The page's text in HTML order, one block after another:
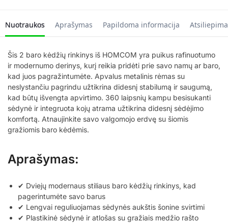
Nuotraukos Aprašymas Papildoma informacija
Šis 2 baro kėdžių rinkinys iš HOMCOM yra puikus rafinuotumo
ir modernumo derinys, kurį reikia pridėti prie savo namų ar baro,
kad juos pagražintumėte. Apvalus metalinis rėmas su
neslystančiu pagrindu užtikrina didesnį stabilumą ir saugumą,
kad būtų išvengta apvirtimo. 360 laipsnių kampu besisukanti
sėdynė ir integruota kojų atrama užtikrina didesnį sėdėjimo
komfortą. Atnaujinkite savo valgomojo erdvę su šiomis
gražiomis baro kėdėmis.
Aprašymas:
✔ Dviejų modernaus stiliaus baro kėdžių rinkinys, kad
pagerintumėte savo barus
✔ Lengvai reguliuojamas sėdynės aukštis šonine svirtimi
✔ Plastikinė sėdynė ir atlošas su gražiais medžio rašto